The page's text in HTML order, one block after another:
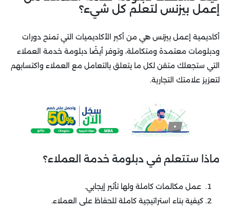
إعمل بيزنس لتعلم كل شيء؟
أكاديمية إعمل بيزنس هي من أكبر الأكاديميات التي تمنح دورات
ودبلومات معتمدة ومتكاملة، وتوفر أيضًا دبلومة خدمة العملاء
التي ستجعلك متقن لكل ما يتعلق بالتعامل مع العملاء واكتسابهم
لتعزيز علامتك التجارية.
ماذا ستتعلم في دبلومة خدمة العملاء؟
عمل مكالمات كاملة ولها تأثير إيجابي.
كيفية بناء استراتيجية كاملة للحفاظ على العملاء.